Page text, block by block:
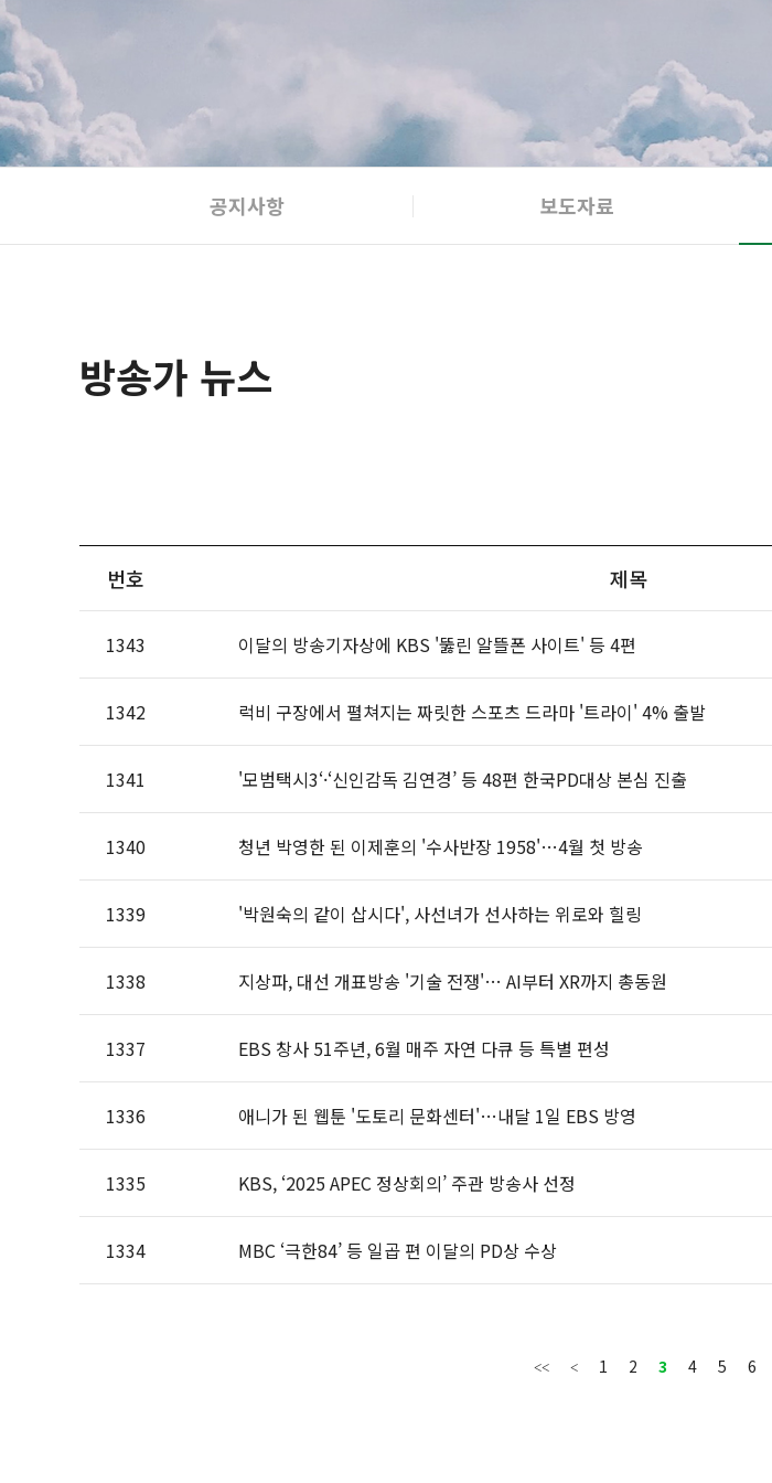
공지사항 보도자료
방송가 뉴스
번호 제목
1343 이달의 방송기자상에 KBS '뚫린 알뜰폰 사이트' 등 4편
1342 럭비 구장에서 펼쳐지는 짜릿한 스포츠 드라마 '트라이' 4% 출발
1341 '모범택시3‘·‘신인감독 김연경’ 등 48편 한국PD대상 본심 진출
1340 청년 박영한 된 이제훈의 '수사반장 1958'…4월 첫 방송
1339 '박원숙의 같이 삽시다', 사선녀가 선사하는 위로와 힐링
1338 지상파, 대선 개표방송 '기술 전쟁'… AI부터 XR까지 총동원
1337 EBS 창사 51주년, 6월 매주 자연 다큐 등 특별 편성
1336 애니가 된 웹툰 '도토리 문화센터'…내달 1일 EBS 방영
1335 KBS, ‘2025 APEC 정상회의’ 주관 방송사 선정
1334 MBC ‘극한84’ 등 일곱 편 이달의 PD상 수상
1 2 3 4 5 6